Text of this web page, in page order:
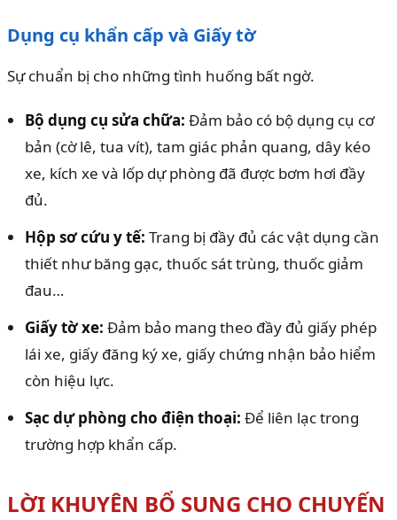
Dụng cụ khẩn cấp và Giấy tờ
Sự chuẩn bị cho những tình huống bất ngờ.
Bộ dụng cụ sửa chữa: Đảm bảo có bộ dụng cụ cơ
bản (cờ lê, tua vít), tam giác phản quang, dây kéo
xe, kích xe và lốp dự phòng đã được bơm hơi đầy
đủ.
Hộp sơ cứu y tế: Trang bị đầy đủ các vật dụng cần
thiết như băng gạc, thuốc sát trùng, thuốc giảm
đau…
Giấy tờ xe: Đảm bảo mang theo đầy đủ giấy phép
lái xe, giấy đăng ký xe, giấy chứng nhận bảo hiểm
còn hiệu lực.
Sạc dự phòng cho điện thoại: Để liên lạc trong
trường hợp khẩn cấp.
LỜI KHUYÊN BỔ SUNG CHO CHUYẾN